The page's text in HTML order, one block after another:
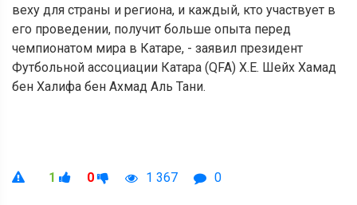
веху для страны и региона, и каждый, кто участвует в
его проведении, получит больше опыта перед
чемпионатом мира в Катаре, - заявил президент
Футбольной ассоциации Катара (QFA) Х.Е. Шейх Хамад
бен Халифа бен Ахмад Аль Тани.
1 0 1 367 0